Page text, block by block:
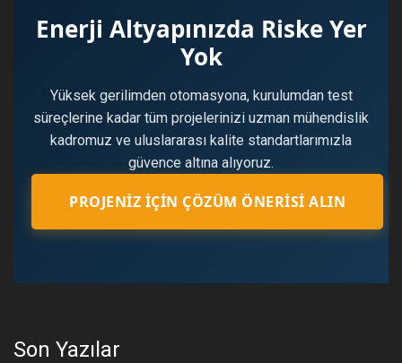
Enerji Altyapınızda Riske Yer
Yok
Yüksek gerilimden otomasyona, kurulumdan test
süreçlerine kadar tüm projelerinizi uzman mühendislik
kadromuz ve uluslararası kalite standartlarımızla
güvence altına alıyoruz.
PROJENIZ İÇIN ÇÖZÜM ÖNERISI ALIN
Son Yazılar